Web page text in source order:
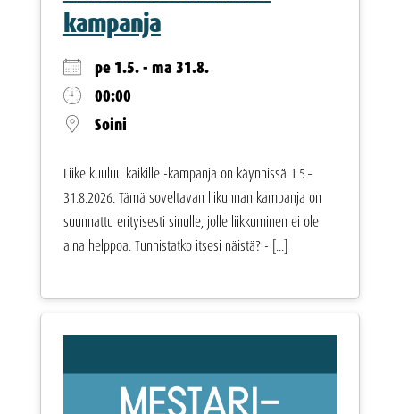
kampanja
pe 1.5. - ma 31.8.
00:00
Soini
Liike kuuluu kaikille -kampanja on käynnissä 1.5.–
31.8.2026. Tämä soveltavan liikunnan kampanja on
suunnattu erityisesti sinulle, jolle liikkuminen ei ole
aina helppoa. Tunnistatko itsesi näistä? - [...]